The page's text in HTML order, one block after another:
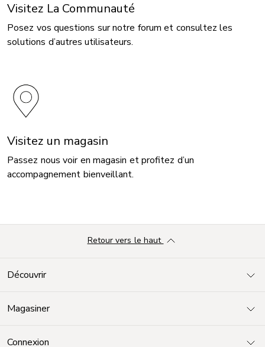
Visitez La Communauté
Posez vos questions sur notre forum et consultez les
solutions d’autres utilisateurs.
Visitez un magasin
Passez nous voir en magasin et profitez d’un
accompagnement bienveillant.
Découvrir
Magasiner
Connexion
Retour vers le haut